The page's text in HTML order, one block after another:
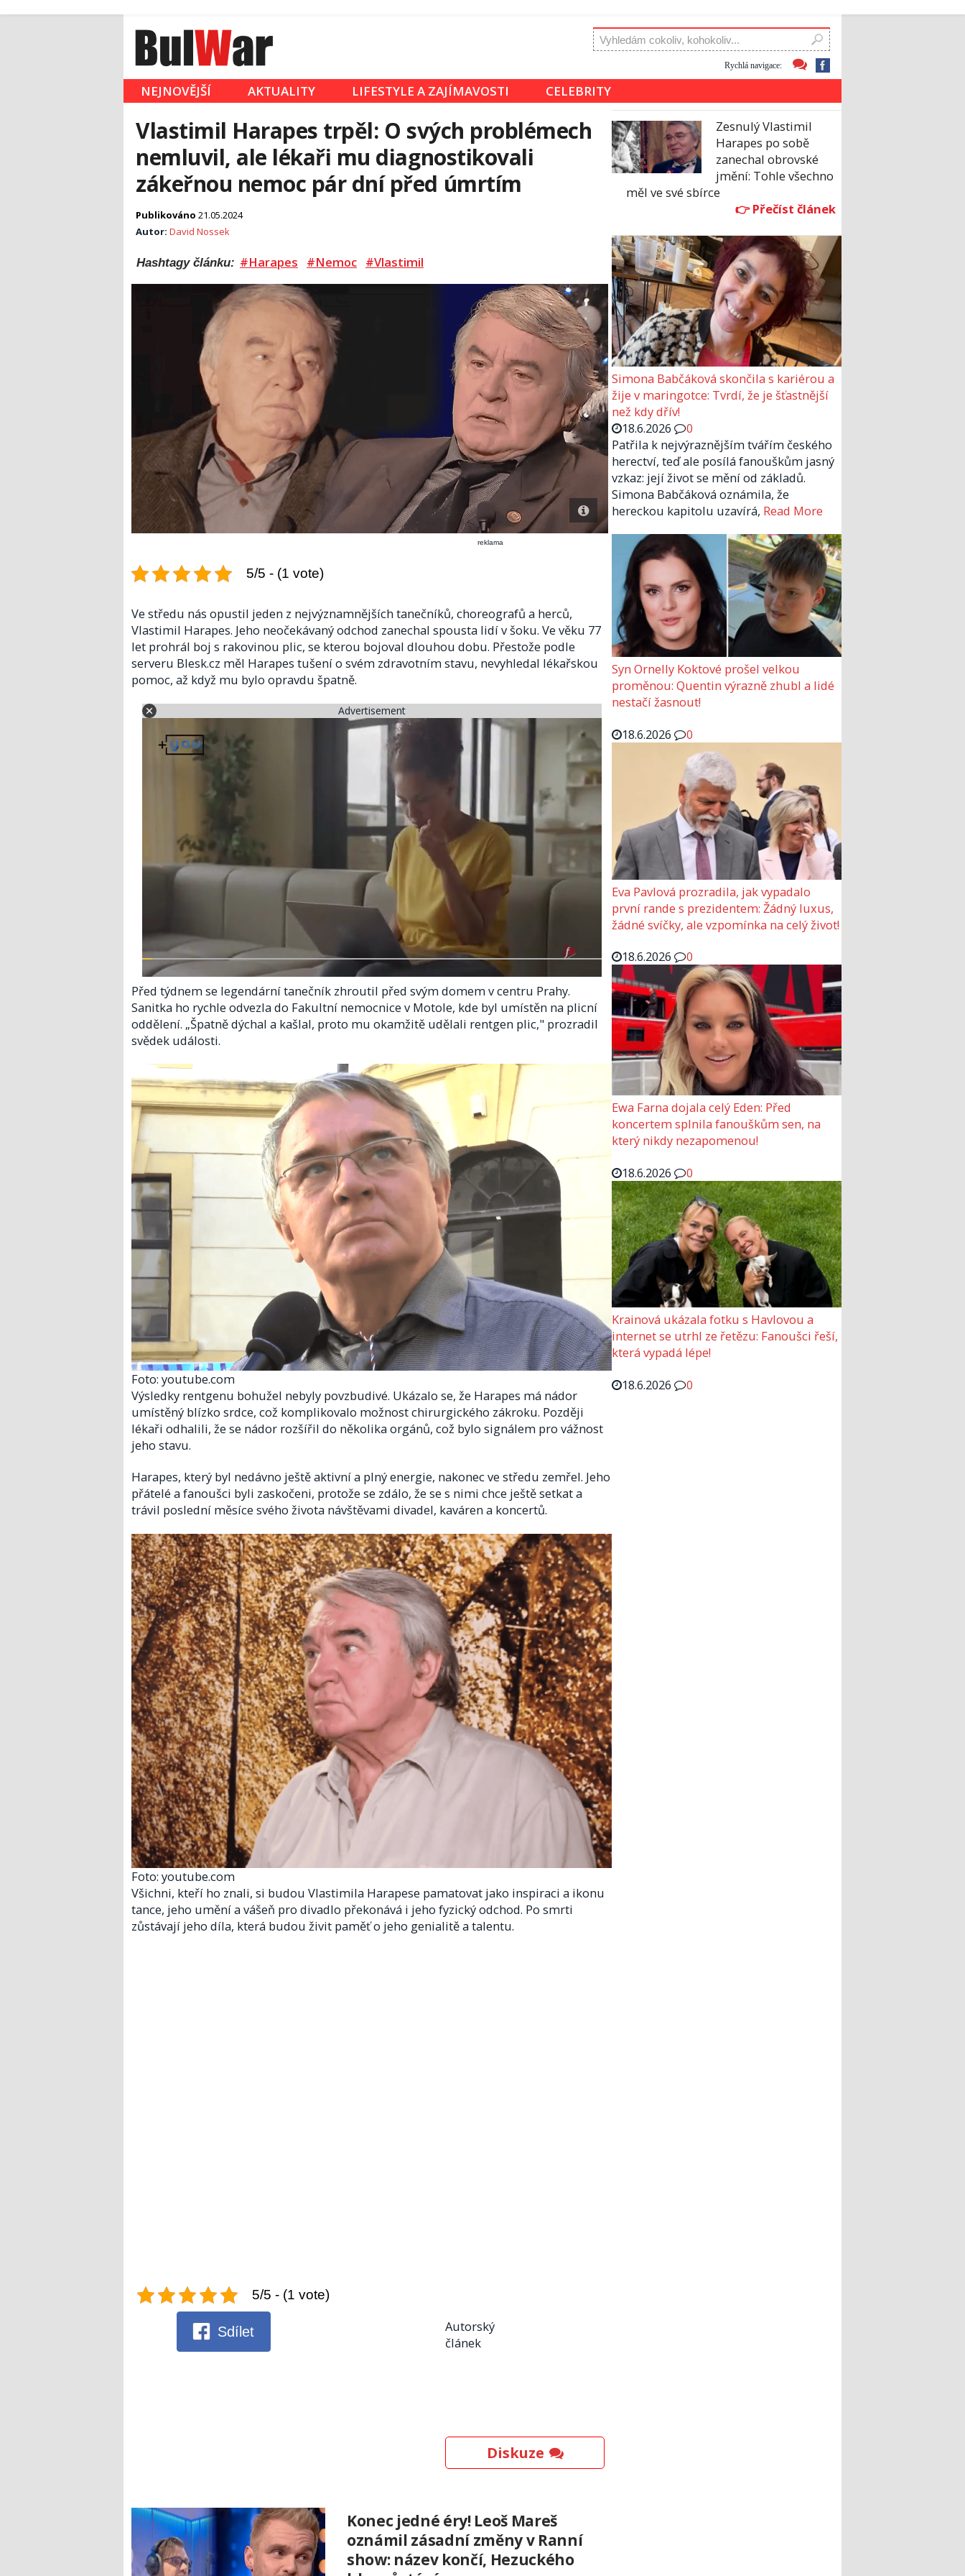
Rychlá navigace:
NEJNOVĚJŠÍ AKTUALITY LIFESTYLE A ZAJÍMAVOSTI CELEBRITY
Vlastimil Harapes trpěl: O svých problémech
nemluvil, ale lékaři mu diagnostikovali
zákeřnou nemoc pár dní před úmrtím
Publikováno 21.05.2024
Autor: David Nossek
Hashtagy článku: #Harapes #Nemoc #Vlastimil
reklama
5/5 - (1 vote)
Ve středu nás opustil jeden z nejvýznamnějších tanečníků, choreografů a herců,
Vlastimil Harapes. Jeho neočekávaný odchod zanechal spousta lidí v šoku. Ve věku 77
let prohrál boj s rakovinou plic, se kterou bojoval dlouhou dobu. Přestože podle
serveru Blesk.cz měl Harapes tušení o svém zdravotním stavu, nevyhledal lékařskou
pomoc, až když mu bylo opravdu špatně.
Advertisement
Před týdnem se legendární tanečník zhroutil před svým domem v centru Prahy.
Sanitka ho rychle odvezla do Fakultní nemocnice v Motole, kde byl umístěn na plicní
oddělení. „Špatně dýchal a kašlal, proto mu okamžitě udělali rentgen plic," prozradil
svědek události.
Foto: youtube.com
Výsledky rentgenu bohužel nebyly povzbudivé. Ukázalo se, že Harapes má nádor
umístěný blízko srdce, což komplikovalo možnost chirurgického zákroku. Později
lékaři odhalili, že se nádor rozšířil do několika orgánů, což bylo signálem pro vážnost
jeho stavu.
Harapes, který byl nedávno ještě aktivní a plný energie, nakonec ve středu zemřel. Jeho
přátelé a fanoušci byli zaskočeni, protože se zdálo, že se s nimi chce ještě setkat a
trávil poslední měsíce svého života návštěvami divadel, kaváren a koncertů.
Foto: youtube.com
Všichni, kteří ho znali, si budou Vlastimila Harapese pamatovat jako inspiraci a ikonu
tance, jeho umění a vášeň pro divadlo překonává i jeho fyzický odchod. Po smrti
zůstávají jeho díla, která budou živit paměť o jeho genialitě a talentu.
5/5 - (1 vote)
Sdílet
Autorský
článek
Diskuze
Konec jedné éry! Leoš Mareš
oznámil zásadní změny v Ranní
show: název končí, Hezuckého
Zesnulý Vlastimil
Harapes po sobě
zanechal obrovské
jmění: Tohle všechno
měl ve své sbírce
Simona Babčáková skončila s kariérou a
žije v maringotce: Tvrdí, že je šťastnější
než kdy dřív!
18.6.2026
0
Patřila k nejvýraznějším tvářím českého
herectví, teď ale posílá fanouškům jasný
vzkaz: její život se mění od základů.
Simona Babčáková oznámila, že
hereckou kapitolu uzavírá, Read More
Syn Ornelly Koktové prošel velkou
proměnou: Quentin výrazně zhubl a lidé
nestačí žasnout!
18.6.2026
0
Eva Pavlová prozradila, jak vypadalo
první rande s prezidentem: Žádný luxus,
žádné svíčky, ale vzpomínka na celý život!
18.6.2026
0
Ewa Farna dojala celý Eden: Před
koncertem splnila fanouškům sen, na
který nikdy nezapomenou!
18.6.2026
0
Krainová ukázala fotku s Havlovou a
internet se utrhl ze řetězu: Fanoušci řeší,
která vypadá lépe!
18.6.2026
0